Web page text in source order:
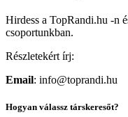
Hirdess a TopRandi.hu -n
csoportunkban.
Részletekért írj:
Email: info@toprandi.hu
Hogyan válassz társkeresőt?